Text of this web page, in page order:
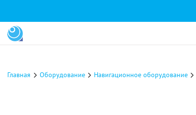
Главная Оборудование Навигационное оборудование